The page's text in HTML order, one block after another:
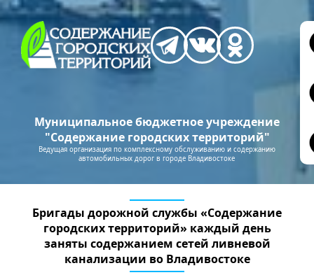
Муниципальное бюджетное учреждение
"Содержание городских территорий"
Ведущая организация по комплексному обслуживанию и содержанию
автомобильных дорог в городе Владивостоке
Бригады дорожной службы «Содержание
городских территорий» каждый день
заняты содержанием сетей ливневой
канализации во Владивостоке